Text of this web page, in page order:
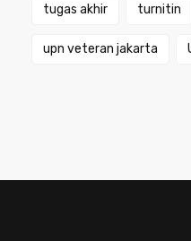
tugas akhir turnitin
upn veteran jakarta